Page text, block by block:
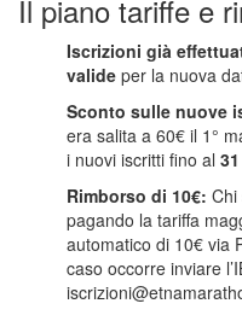
Il piano tariffe e
Iscrizioni già
valide per la nuova
Sconto sulle nuove
era salita a 60€ il 1°
i nuovi iscritti fino al
Rimborso di 10€: Chi
pagando la tariffa
automatico di 10€ via
caso occorre inviare